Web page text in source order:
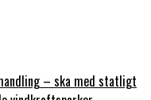
– ska med statligt